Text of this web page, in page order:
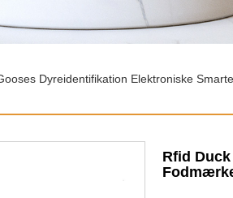
Dyreidentifikation Elektroniske
Rfid